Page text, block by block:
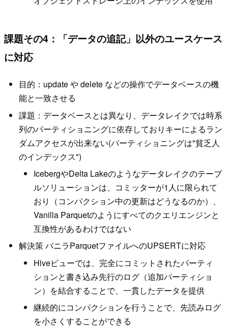
課題その4：「データの追記」以外のユースケース
に対応
目的：update や delete などの操作でデータベースの機
能と一致させる
課題：データベースとは異なり、データレイクでは時系
列のパーティショニングに依存しておりキーによるラン
ダムアクセスが出来ない(パーティショニングは"貧乏人
のインデックス")
IcebergやDelta Lakeのようなデータレイクのテーブ
ルソリューションは、コミッターが1人に限られて
おり（コンパクション中の更新はどうなるのか）、
Vanilla Parquetのようにすべてのクエリエンジンと
互換性があるわけではない
解決策 バニラParquetファイルへのUPSERTに対応
Hiveビューでは、完全にコミットされたパーティ
ションと書き込み先行のログ（追加パーティショ
ン）を結合することで、一貫したデータを提供
継続的にコンパクションを行うことで、先読みログ
を小さくすることができる